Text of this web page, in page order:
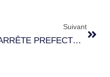
Suivant
ARRÊTE PREFECTORAL SECHERESSE